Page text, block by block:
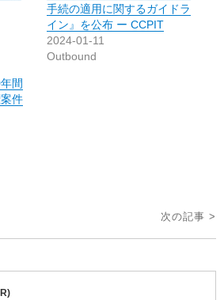
手続の適用に関するガイドラ
イン』を公布 ー CCPIT
2024-01-11
Outbound
間
件
次の記事 >